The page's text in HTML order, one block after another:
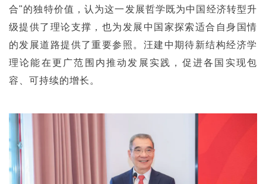
合"的独特价值，认为这一发展哲学既为中国经济转型升
级提供了理论支撑，也为发展中国家探索适合自身国情
的发展道路提供了重要参照。汪建中期待新结构经济学
理论能在更广范围内推动发展实践，促进各国实现包
容、可持续的增长。